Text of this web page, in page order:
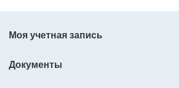
Моя учетная запись
Документы